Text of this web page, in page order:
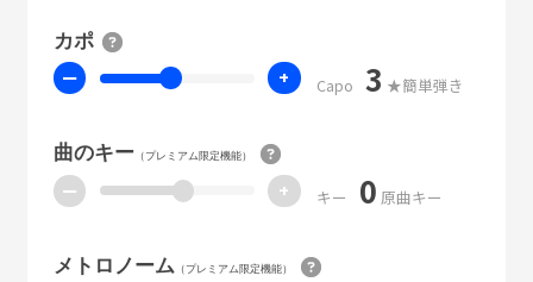
カポ
ー + Capo 3 ★簡単弾き
曲のキー（プレミアム限定機能）
ー + キー 0 原曲キー
メトロノーム （プレミアム限定機能）